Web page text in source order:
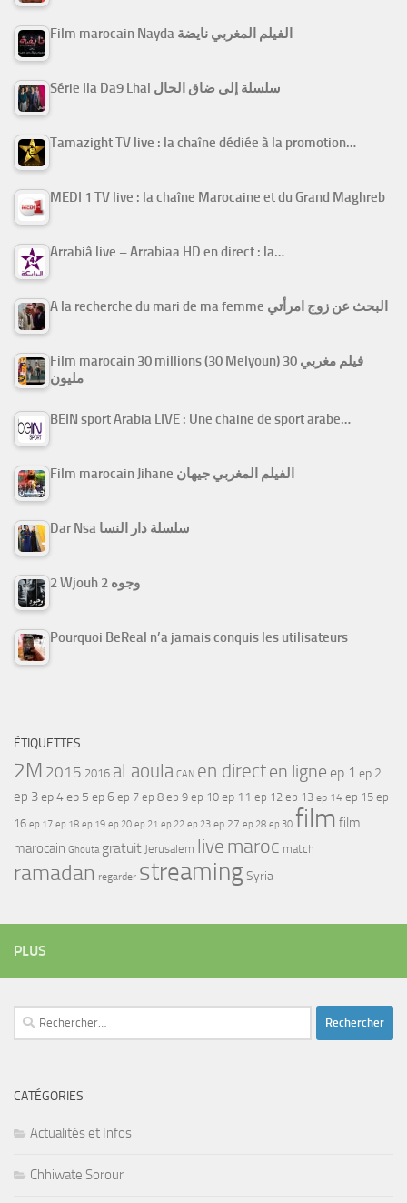
Film marocain Nayda الفيلم المغربي نايضة
Série Ila Da9 Lhal سلسلة إلى ضاق الحال
Tamazight TV live : la chaîne dédiée à la promotion…
MEDI 1 TV live : la chaîne Marocaine et du Grand Maghreb
Arrabiâ live – Arrabiaa HD en direct : la…
A la recherche du mari de ma femme البحث عن زوج امرأتي
Film marocain 30 millions (30 Melyoun) فيلم مغربي 30
مليون
BEIN sport Arabia LIVE : Une chaine de sport arabe…
Film marocain Jihane الفيلم المغربي جيهان
Dar Nsa سلسلة دار النسا
2 Wjouh 2 وجوه
Pourquoi BeReal n’a jamais conquis les utilisateurs
ÉTIQUETTES
2M 2015 2016 al aoula CAN en directen ligne ep 1 ep 2
ep 3ep 4ep 5 ep 6 ep 7 ep 8 ep 9 ep 10 ep 11 ep 12 ep 13 ep 14 ep 15 ep
16 ep 17 ep 18 ep 19 ep 20 ep 21 ep 22 ep 23 ep 27 ep 28 ep 30 film film
marocain Ghouta gratuit Jerusalem live maroc match
ramadan regarder streamingSyria
PLUS
Rechercher :
CATÉGORIES
Actualités et Infos
Chhiwate Sorour